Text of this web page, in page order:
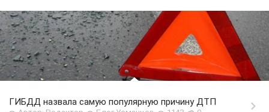
ГИБДД назвала самую популярную причину ДТП